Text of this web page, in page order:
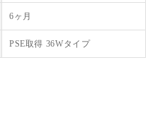
6ヶ月
PSE取得 36Wタイプ